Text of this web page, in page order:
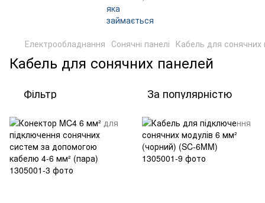
Електрообладнання Сонячні панелі Кабель для сонячних
Кабель для сонячних панелей
Фільтр За популярністю